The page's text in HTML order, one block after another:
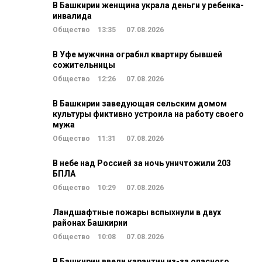
В Башкирии женщина украла деньги у ребенка-
инвалида
Общество 13:35 07.08.2026
В Уфе мужчина ограбил квартиру бывшей
сожительницы
Общество 12:26 07.08.2026
В Башкирии заведующая сельским домом
культуры фиктивно устроила на работу своего
мужа
Общество 11:31 07.08.2026
В небе над Россией за ночь уничтожили 203
БПЛА
Общество 10:29 07.08.2026
Ландшафтные пожары вспыхнули в двух
районах Башкирии
Общество 10:08 07.08.2026